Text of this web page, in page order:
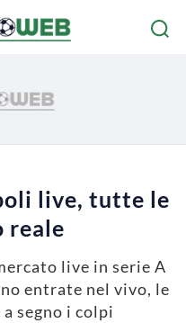
live, tutte le
reale
live in serie A
entrate nel vivo, le
segno i colpi